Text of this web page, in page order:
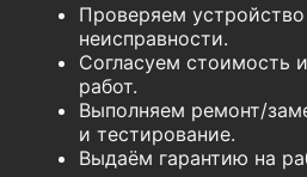
Проверяем
неисправности.
Согласуем стоимость
работ.
Выполняем ремонт/
и тестирование.
Выдаём гарантию на